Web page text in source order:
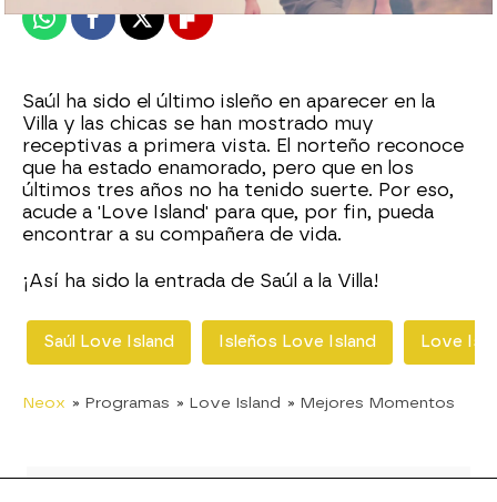
WhatsappFacebook
X Flipboard
Saúl ha sido el último isleño en aparecer en la
Villa y las chicas se han mostrado muy
receptivas a primera vista. El norteño reconoce
que ha estado enamorado, pero que en los
últimos tres años no ha tenido suerte. Por eso,
acude a 'Love Island' para que, por fin, pueda
encontrar a su compañera de vida.
¡Así ha sido la entrada de Saúl a la Villa!
Saúl Love Island Isleños Love Island Love
Neox » Programas » Love Island » Mejores Momentos